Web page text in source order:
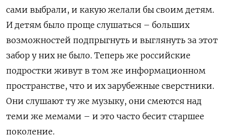
сами выбрали, и какую желали бы своим детям.
И детям было проще слушаться – больших
возможностей подпрыгнуть и выглянуть за этот
забор у них не было. Теперь же российские
подростки живут в том же информационном
пространстве, что и их зарубежные сверстники.
Они слушают ту же музыку, они смеются над
теми же мемами – и это часто бесит старшее
поколение.